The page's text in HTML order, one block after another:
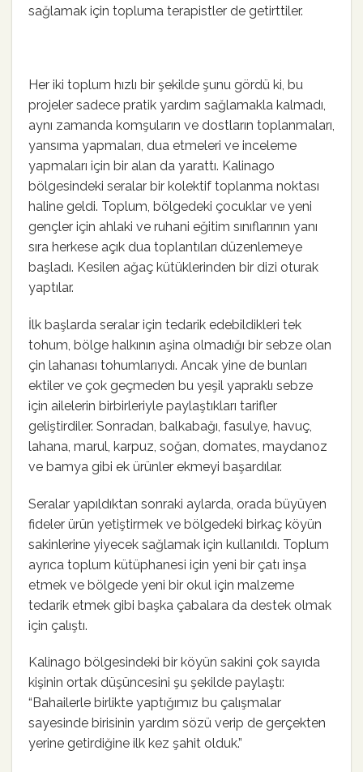
sağlamak için topluma terapistler de getirttiler.
Her iki toplum hızlı bir şekilde şunu gördü ki, bu
projeler sadece pratik yardım sağlamakla kalmadı,
aynı zamanda komşuların ve dostların toplanmaları,
yansıma yapmaları, dua etmeleri ve inceleme
yapmaları için bir alan da yarattı. Kalinago
bölgesindeki seralar bir kolektif toplanma noktası
haline geldi. Toplum, bölgedeki çocuklar ve yeni
gençler için ahlaki ve ruhani eğitim sınıflarının yanı
sıra herkese açık dua toplantıları düzenlemeye
başladı. Kesilen ağaç kütüklerinden bir dizi oturak
yaptılar.
İlk başlarda seralar için tedarik edebildikleri tek
tohum, bölge halkının aşina olmadığı bir sebze olan
çin lahanası tohumlarıydı. Ancak yine de bunları
ektiler ve çok geçmeden bu yeşil yapraklı sebze
için ailelerin birbirleriyle paylaştıkları tarifler
geliştirdiler. Sonradan, balkabağı, fasulye, havuç,
lahana, marul, karpuz, soğan, domates, maydanoz
ve bamya gibi ek ürünler ekmeyi başardılar.
Seralar yapıldıktan sonraki aylarda, orada büyüyen
fideler ürün yetiştirmek ve bölgedeki birkaç köyün
sakinlerine yiyecek sağlamak için kullanıldı. Toplum
ayrıca toplum kütüphanesi için yeni bir çatı inşa
etmek ve bölgede yeni bir okul için malzeme
tedarik etmek gibi başka çabalara da destek olmak
için çalıştı.
Kalinago bölgesindeki bir köyün sakini çok sayıda
kişinin ortak düşüncesini şu şekilde paylaştı:
“Bahailerle birlikte yaptığımız bu çalışmalar
sayesinde birisinin yardım sözü verip de gerçekten
yerine getirdiğine ilk kez şahit olduk.”